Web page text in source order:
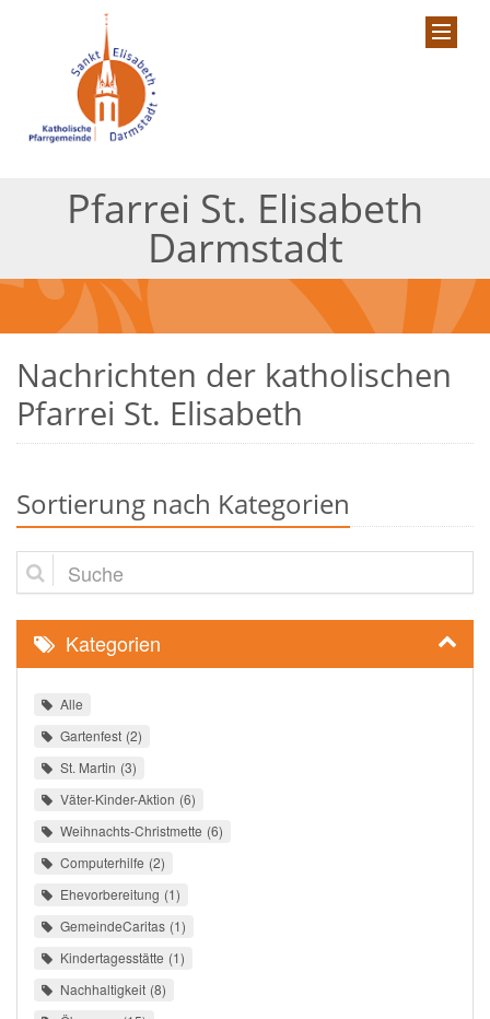
Pfarrei St. Elisabeth
Darmstadt
Nachrichten der katholischen
Pfarrei St. Elisabeth
Sortierung nach Kategorien
Suche
Kategorien
Alle
Gartenfest 2
St. Martin 3
Väter-Kinder-Aktion 6
Weihnachts-Christmette 6
Computerhilfe 2
Ehevorbereitung 1
GemeindeCaritas 1
Kindertagesstätte 1
Nachhaltigkeit 8